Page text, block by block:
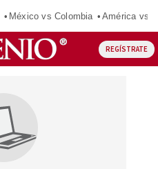
México vs Colombia América vs
REGÍSTRATE